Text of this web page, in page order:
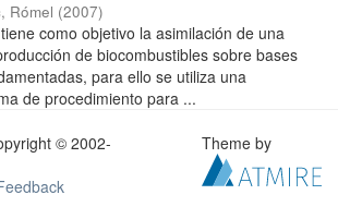
Rómel (2007)
como objetivo la asimilación de una
de biocombustibles sobre bases
para ello se utiliza una
de procedimiento para ...
© 2002-
Theme by